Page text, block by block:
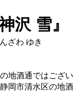
沢 雪』
ざわ ゆき
地酒通ではござい
岡市清水区の地酒